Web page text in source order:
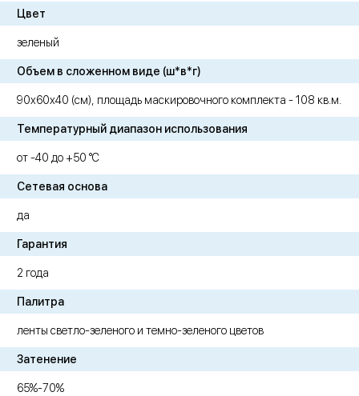
Цвет
зеленый
Объем в сложенном виде (ш*в*г)
90х60х40 (см), площадь маскировочного комплекта - 108 кв.м.
Температурный диапазон использования
от -40 до +50 °C
Сетевая основа
да
Гарантия
2 года
Палитра
ленты светло-зеленого и темно-зеленого цветов
Затенение
65%-70%